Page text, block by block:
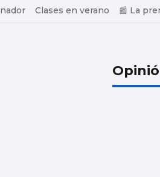
Clases en verano 📰 La